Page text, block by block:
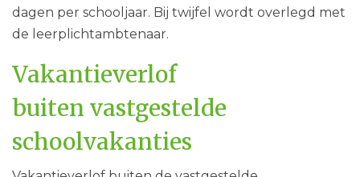
dagen per schooljaar. Bij twijfel wordt overlegd met
de leerplichtambtenaar.
Vakantieverlof
buiten vastgestelde
schoolvakanties